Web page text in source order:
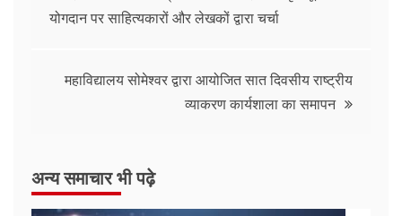
योगदान पर साहित्यकारों और लेखकों द्वारा चर्चा
महाविद्यालय सोमेश्वर द्वारा आयोजित सात दिवसीय राष्ट्रीय
व्याकरण कार्यशाला का समापन
अन्य समाचार भी पढ़े